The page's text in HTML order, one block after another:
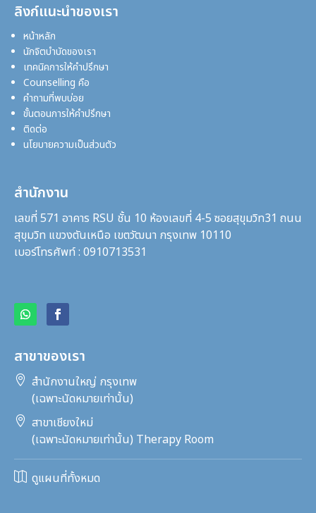
ลิงก์แนะนำของเรา
หน้าหลัก
นักจิตบำบัดของเรา
เทคนิคการให้คำปรึกษา
Counselling คือ
คำถามที่พบบ่อย
ขั้นตอนการให้คำปรึกษา
ติดต่อ
นโยบายความเป็นส่วนตัว
สำนักงาน
เลขที่ 571 อาคาร RSU ชั้น 10 ห้องเลขที่ 4-5 ซอยสุขุมวิท31 ถนน
สุขุมวิท แขวงตันเหนือ เขตวัฒนา กรุงเทพ 10110
เบอร์โทรศัพท์ : 0910713531
สาขาของเรา
 สำนักงานใหญ่ กรุงเทพ
(เฉพาะนัดหมายเท่านั้น)
 สาขาเชียงใหม่
(เฉพาะนัดหมายเท่านั้น) Therapy Room
 ดูแผนที่ทั้งหมด